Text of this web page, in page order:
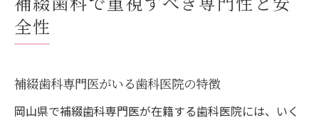
全性
補綴歯科専門医がいる歯科医院の特徴
岡山県で補綴歯科専門医が在籍する歯科医院には、いく